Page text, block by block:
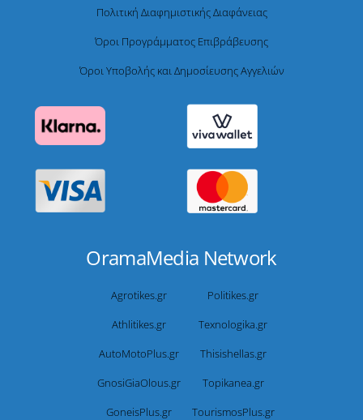
Πολιτική Διαφημιστικής Διαφάνειας
Όροι Προγράμματος Επιβράβευσης
Όροι Υποβολής και Δημοσίευσης Αγγελιών
OramaMedia Network
Agrotikes.gr
Politikes.gr
Athlitikes.gr
Texnologika.gr
AutoMotoPlus.gr
Thisishellas.gr
GnosiGiaOlous.gr
Topikanea.gr
GoneisPlus.gr
TourismosPlus.gr